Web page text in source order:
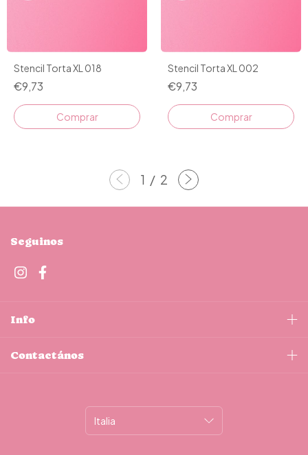
Stencil Torta XL 018
€9,73
Stencil Torta XL 002
€9,73
1 / 2
Seguinos
Info
Contactános